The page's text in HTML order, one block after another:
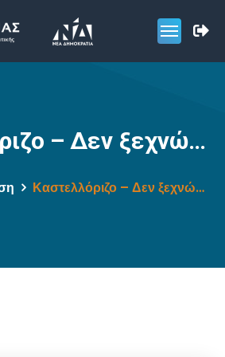
– Δεν ξεχνώ…
Καστελλόριζο – Δεν ξεχνώ…